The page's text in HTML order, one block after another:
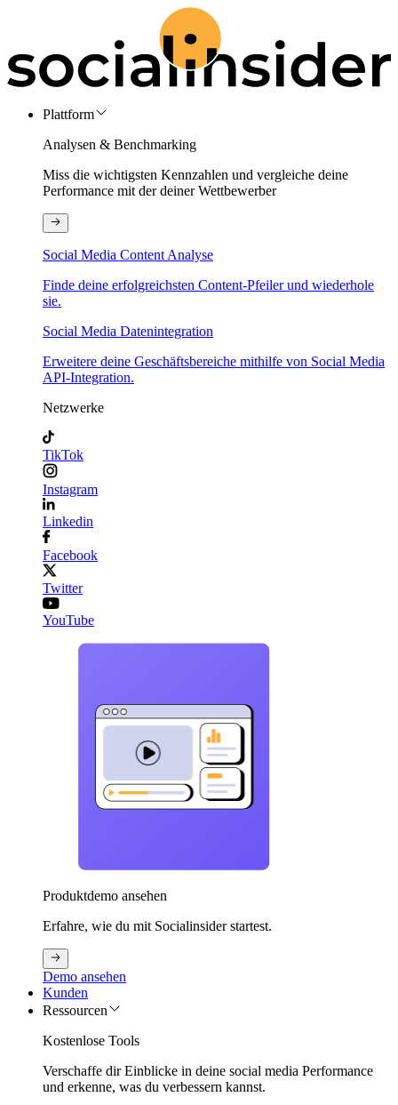
Plattform
Analysen & Benchmarking
Miss die wichtigsten Kennzahlen und vergleiche deine
Performance mit der deiner Wettbewerber
Social Media Content Analyse
Finde deine erfolgreichsten Content-Pfeiler und wiederhole
sie.
Social Media Datenintegration
Erweitere deine Geschäftsbereiche mithilfe von Social Media
API-Integration.
Netzwerke
TikTok
Instagram
Linkedin
Facebook
Twitter
YouTube
Produktdemo ansehen
Erfahre, wie du mit Socialinsider startest.
Demo ansehen
Kunden
Ressourcen
Kostenlose Tools
Verschaffe dir Einblicke in deine social media Performance
und erkenne, was du verbessern kannst.